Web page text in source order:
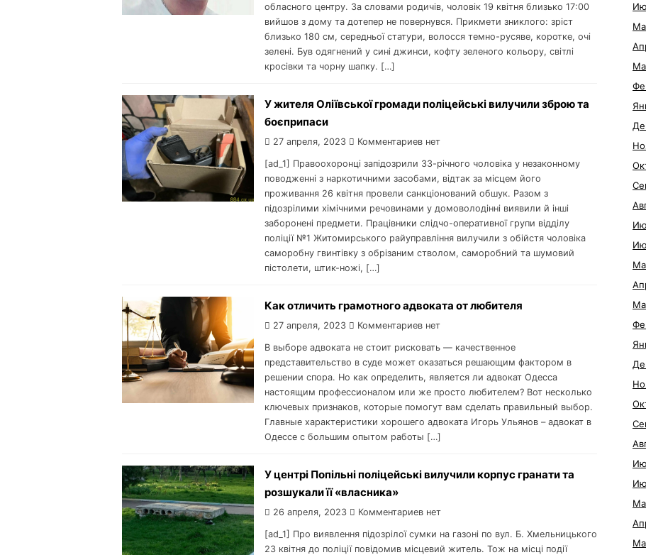
обласного центру. За словами родичів, чоловік 19 квітня близько 17:00
вийшов з дому та дотепер не повернувся. Прикмети зниклого: зріст
близько 180 см, середньої статури, волосся темно-русяве, коротке, очі
зелені. Був одягнений у сині джинси, кофту зеленого кольору, світлі
кросівки та чорну шапку. […]
У жителя Оліївської громади поліцейські вилучили зброю та
боєприпаси
27 апреля, 2023 Комментариев нет
[ad_1] Правоохоронці запідозрили 33-річного чоловіка у незаконному
поводженні з наркотичними засобами, відтак за місцем його
проживання 26 квітня провели санкціонований обшук. Разом з
підозрілими хімічними речовинами у домоволодінні виявили й інші
заборонені предмети. Працівники слідчо-оперативної групи відділу
поліції №1 Житомирського райуправління вилучили з обійстя чоловіка
саморобну гвинтівку з обрізаним стволом, саморобний та шумовий
пістолети, штик-ножі, […]
Как отличить грамотного адвоката от любителя
27 апреля, 2023 Комментариев нет
В выборе адвоката не стоит рисковать — качественное
представительство в суде может оказаться решающим фактором в
решении спора. Но как определить, является ли адвокат Одесса
настоящим профессионалом или же просто любителем? Вот несколько
ключевых признаков, которые помогут вам сделать правильный выбор.
Главные характеристики хорошего адвоката Игорь Ульянов – адвокат в
Одессе с большим опытом работы […]
У центрі Попільні поліцейські вилучили корпус гранати та
розшукали її «власника»
26 апреля, 2023 Комментариев нет
[ad_1] Про виявлення підозрілої сумки на газоні по вул. Б. Хмельницького
23 квітня до поліції повідомив місцевий житель. Тож на місці події